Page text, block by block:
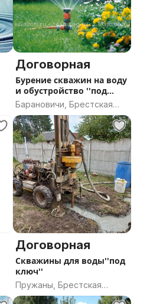
Договорная
Бурение скважин на воду
и обустройство ''под
ключ'
Барановичи, Брестская
область
Договорная
Скважины для воды''под
ключ''
Пружаны, Брестская
область